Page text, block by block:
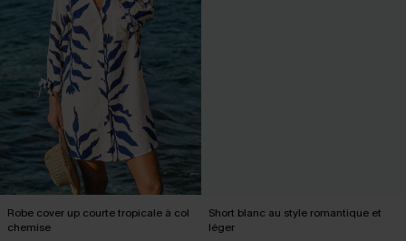
Robe cover up courte tropicale à col
chemise
Short blanc au style romantique et
léger